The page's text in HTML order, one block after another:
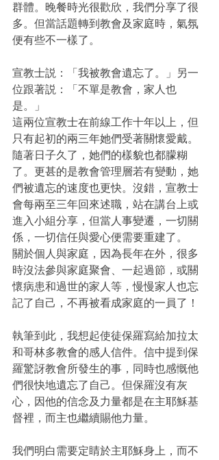
群體。晚餐時光很歡欣，我們分享了很
多。但當話題轉到教會及家庭時，氣氛
便有些不一樣了。
宣教士説：「我被教會遺忘了。」另一
位跟著説：「不單是教會，家人也
是。」
這兩位宣教士在前線工作十年以上，但
只有起初的兩三年她們受著關懷愛戴。
隨著日子久了，她們的樣貌也都朦糊
了。更甚的是教會管理層若有變動，她
們被遺忘的速度也更快。沒錯，宣教士
會每兩至三年回來述職，站在講台上或
進入小組分享，但當人事變遷，一切關
係，一切信任與愛心便需要重建了。
關於個人與家庭，因為長年在外，很多
時沒法參與家庭聚會、一起過節，或關
懷病患和過世的家人等，慢慢家人也忘
記了自己，不再被看成家庭的一員了！
執筆到此，我想起使徒保羅寫給加拉太
和哥林多教會的感人信件。信中提到保
羅驚訝教會所發生的事，同時也感慨他
們很快地遺忘了自己。但保羅沒有灰
心，因他的信念及力量都是在主耶穌基
督裡，而主也繼續賜他力量。
我們明白需要定睛於主耶穌身上，而不